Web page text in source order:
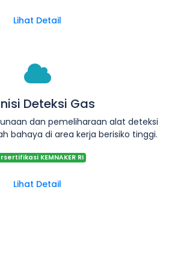
Lihat Detail
Deteksi Gas
dan pemeliharaan alat deteksi
bahaya di area kerja berisiko tinggi.
KEMNAKER RI
Lihat Detail